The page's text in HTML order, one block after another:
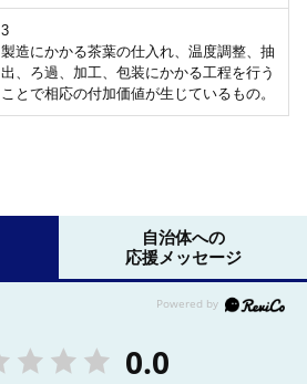
3
製造にかかる茶葉の仕入れ、温度調整、抽
出、ろ過、加工、包装にかかる工程を行う
ことで相応の付加価値が生じているもの。
自治体への
応援メッセージ
0.0